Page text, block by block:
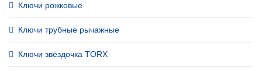
Ключи рожковые
Ключи трубные рычажные
Ключи звёздочка TORX